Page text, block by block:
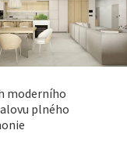
moderního
plného